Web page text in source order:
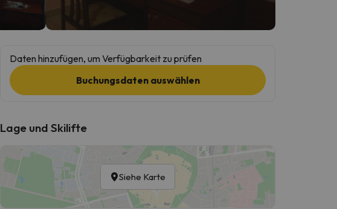
Daten hinzufügen, um Verfügbarkeit zu prüfen
Buchungsdaten auswählen
Lage und Skilifte
Siehe Karte